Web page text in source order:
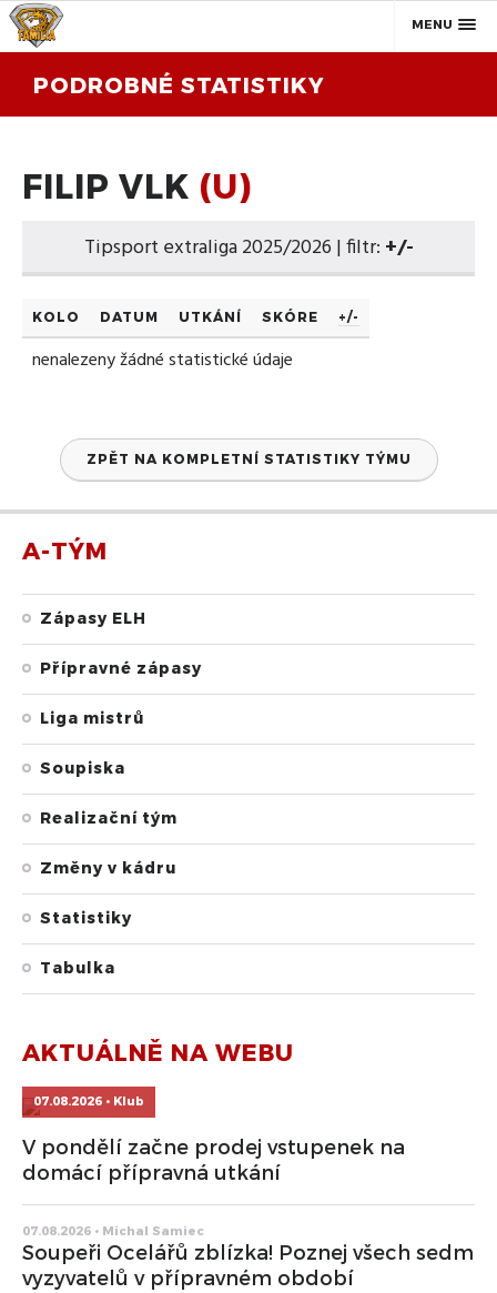
MENU
PODROBNÉ STATISTIKY
FILIP VLK (U)
Tipsport extraliga 2025/2026 | filtr: +/-
KOLO DATUM UTKÁNÍ SKÓRE +/-
nenalezeny žádné statistické údaje
ZPĚT NA KOMPLETNÍ STATISTIKY TÝMU
A-TÝM
Zápasy ELH
Přípravné zápasy
Liga mistrů
Soupiska
Realizační tým
Změny v kádru
Statistiky
Tabulka
AKTUÁLNĚ NA WEBU
07.08.2026 • Klub
V pondělí začne prodej vstupenek na
domácí přípravná utkání
07.08.2026 • Michal Samiec
Soupeři Ocelářů zblízka! Poznej všech sedm
vyzyvatelů v přípravném období